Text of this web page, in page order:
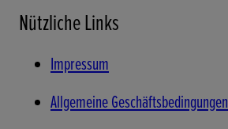
Nützliche Links
Impressum
Allgemeine Geschäftsbedingungen